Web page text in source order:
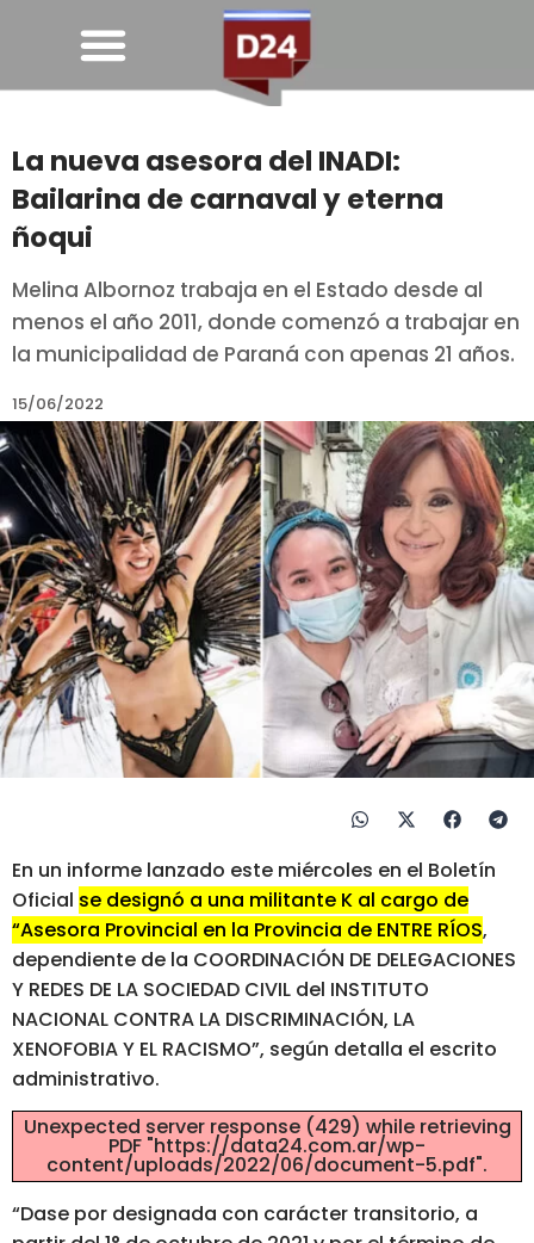
La nueva asesora del INADI:
Bailarina de carnaval y eterna
ñoqui
Melina Albornoz trabaja en el Estado desde al
menos el año 2011, donde comenzó a trabajar en
la municipalidad de Paraná con apenas 21 años.
15/06/2022
En un informe lanzado este miércoles en el Boletín
Oficial se designó a una militante K al cargo de
“Asesora Provincial en la Provincia de ENTRE RÍOS,
dependiente de la COORDINACIÓN DE DELEGACIONES
Y REDES DE LA SOCIEDAD CIVIL del INSTITUTO
NACIONAL CONTRA LA DISCRIMINACIÓN, LA
XENOFOBIA Y EL RACISMO”, según detalla el escrito
administrativo.
Unexpected server response (429) while retrieving
PDF "https://data24.com.ar/wp-
content/uploads/2022/06/document-5.pdf".
“Dase por designada con carácter transitorio, a